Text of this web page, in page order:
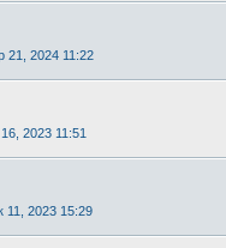
21, 2024 11:22
2023 11:51
11, 2023 15:29